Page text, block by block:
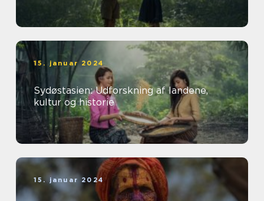
15. januar 2024
Sydøstasien: Udforskning af landene,
kultur og historie
15. januar 2024